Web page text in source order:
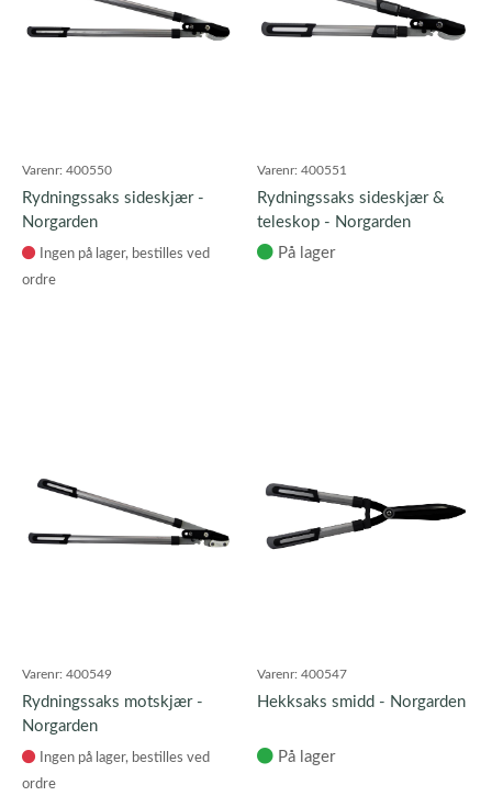
Varenr: 400550
Rydningssaks sideskjær -
Norgarden
Varenr: 400551
Rydningssaks sideskjær &
teleskop - Norgarden
På lager
Varenr: 400549
Rydningssaks motskjær -
Norgarden
Varenr: 400547
Hekksaks smidd - Norgarden
På lager